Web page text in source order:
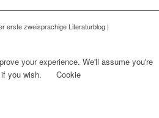
erste zweisprachige Literaturblog |
your experience. We'll assume you're
you wish.
Cookie